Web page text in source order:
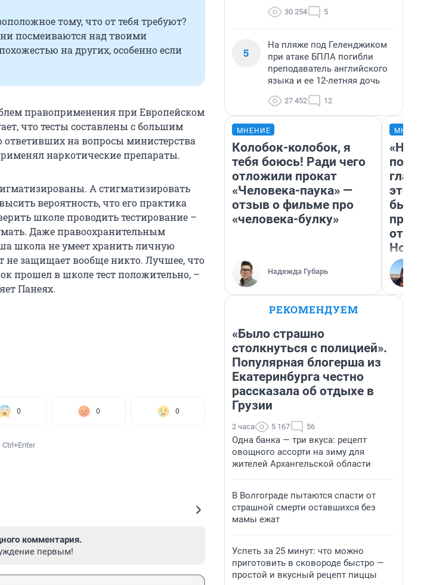
тому, что от тебя требуют?
посмеиваются над твоими
на других, особенно если
правоприменения при Европейском
что тесты составлены с большим
ответивших на вопросы министерства
наркотические препараты.
А стигматизировать
вероятность, что его практика
школе проводить тестирование –
Даже правоохранительным
школа не умеет хранить личную
не защищает вообще никто. Лучшее, что
прошел в школе тест положительно, –
Панеях.
0 0 0
комментария.
первым!
30 254 5
5
На пляже под Геленджиком
при атаке БПЛА погибли
преподаватель английского
языка и ее 12-летняя дочь
27 452 12
МНЕНИЕ
Колобок-колобок, я
тебя боюсь! Ради чего
отложили прокат
«Человека-паука» —
отзыв о фильме про
«человека-булку»
Надежда Губарь
этого
бьет
РЕКОМЕНДУЕМ
«Было страшно
столкнуться с полицией».
Популярная блогерша из
Екатеринбурга честно
рассказала об отдыхе в
Грузии
2 часа 5 167 56
Одна банка — три вкуса: рецепт
овощного ассорти на зиму для
жителей Архангельской области
В Волгограде пытаются спасти от
страшной смерти оставшихся без
мамы ежат
Успеть за 25 минут: что можно
приготовить в сковороде быстро —
простой и вкусный рецепт пиццы